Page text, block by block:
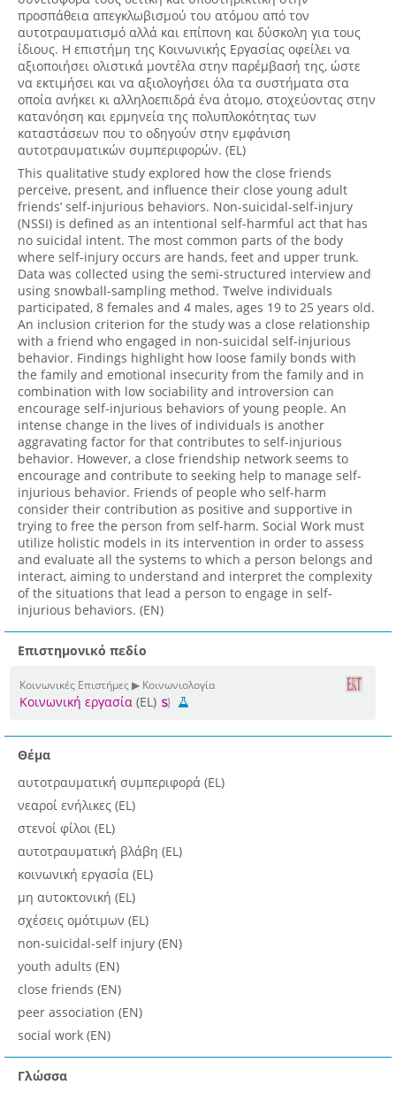
προσπάθεια απεγκλωβισμού του ατόμου από τον
αυτοτραυματισμό αλλά και επίπονη και δύσκολη για τους
ίδιους. Η επιστήμη της Κοινωνικής Εργασίας οφείλει να
αξιοποιήσει ολιστικά μοντέλα στην παρέμβασή της, ώστε
να εκτιμήσει και να αξιολογήσει όλα τα συστήματα στα
οποία ανήκει κι αλληλοεπιδρά ένα άτομο, στοχεύοντας στην
κατανόηση και ερμηνεία της πολυπλοκότητας των
καταστάσεων που το οδηγούν στην εμφάνιση
αυτοτραυματικών συμπεριφορών. (EL)
This qualitative study explored how the close friends
perceive, present, and influence their close young adult
friends’ self-injurious behaviors. Non-suicidal-self-injury
(NSSI) is defined as an intentional self-harmful act that has
no suicidal intent. The most common parts of the body
where self-injury occurs are hands, feet and upper trunk.
Data was collected using the semi-structured interview and
using snowball-sampling method. Twelve individuals
participated, 8 females and 4 males, ages 19 to 25 years old.
An inclusion criterion for the study was a close relationship
with a friend who engaged in non-suicidal self-injurious
behavior. Findings highlight how loose family bonds with
the family and emotional insecurity from the family and in
combination with low sociability and introversion can
encourage self-injurious behaviors of young people. An
intense change in the lives of individuals is another
aggravating factor for that contributes to self-injurious
behavior. However, a close friendship network seems to
encourage and contribute to seeking help to manage self-
injurious behavior. Friends of people who self-harm
consider their contribution as positive and supportive in
trying to free the person from self-harm. Social Work must
utilize holistic models in its intervention in order to assess
and evaluate all the systems to which a person belongs and
interact, aiming to understand and interpret the complexity
of the situations that lead a person to engage in self-
injurious behaviors. (EN)
Επιστημονικό πεδίο
Κοινωνικές Επιστήμες ▶ Κοινωνιολογία
Κοινωνική εργασία (EL)
Θέμα
αυτοτραυματική συμπεριφορά (EL)
νεαροί ενήλικες (EL)
στενοί φίλοι (EL)
αυτοτραυματική βλάβη (EL)
κοινωνική εργασία (EL)
μη αυτοκτονική (EL)
σχέσεις ομότιμων (EL)
non-suicidal-self injury (EN)
youth adults (EN)
close friends (EN)
peer association (EN)
social work (EN)
Γλώσσα